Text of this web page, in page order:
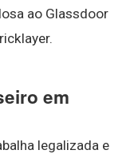
ao Glassdoor
em
legalizada e